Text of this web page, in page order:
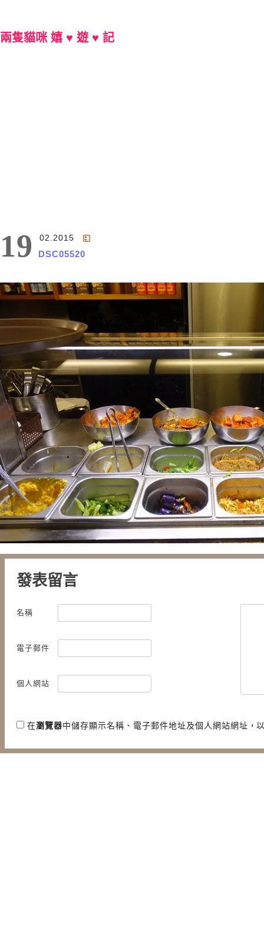
兩隻貓咪 嬉 ♥ 遊 ♥ 記
19 02.2015
DSC05520
發表留言
名稱
電子郵件
個人網站
在瀏覽器中儲存顯示名稱、電子郵件地址及個人網站網址，